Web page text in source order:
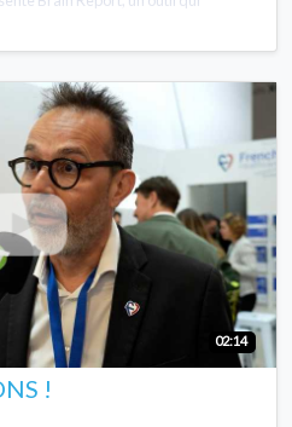
02:14
!